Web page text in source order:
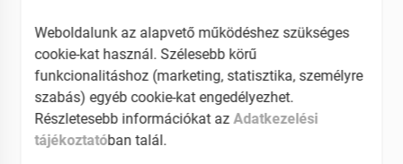
EAN: 5999882266107
Weboldalunk az alapvető működéshez szükséges
cookie-kat használ. Szélesebb körű
funkcionalitáshoz (marketing, statisztika, személyre
szabás) egyéb cookie-kat engedélyezhet.
Részletesebb információkat azAdatkezelési
tájékoztatóban talál.